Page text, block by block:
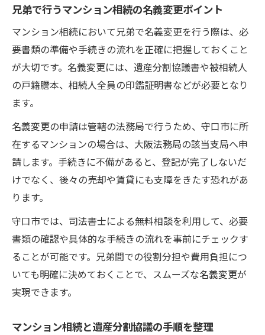
兄弟で行うマンション相続の名義変更ポイント
マンション相続において兄弟で名義変更を行う際は、必
要書類の準備や手続きの流れを正確に把握しておくこと
が大切です。名義変更には、遺産分割協議書や被相続人
の戸籍謄本、相続人全員の印鑑証明書などが必要となり
ます。
名義変更の申請は管轄の法務局で行うため、守口市に所
在するマンションの場合は、大阪法務局の該当支局へ申
請します。手続きに不備があると、登記が完了しないだ
けでなく、後々の売却や賃貸にも支障をきたす恐れがあ
ります。
守口市では、司法書士による無料相談を利用して、必要
書類の確認や具体的な手続きの流れを事前にチェックす
ることが可能です。兄弟間での役割分担や費用負担につ
いても明確に決めておくことで、スムーズな名義変更が
実現できます。
マンション相続と遺産分割協議の手順を整理